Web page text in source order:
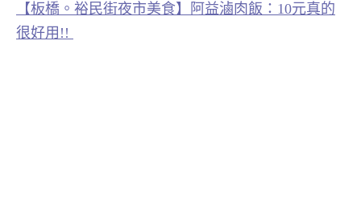
【板橋。裕民街夜市美食】阿益滷肉飯：10元真的
很好用!!